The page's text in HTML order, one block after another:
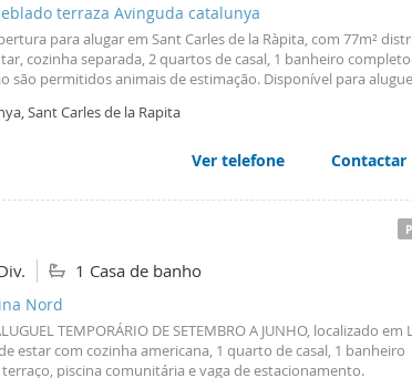
terraza Avinguda catalunya
para alugar em Sant Carles de la Ràpita, com 77m²
cozinha separada, 2 quartos de casal, 1 banheiro
são permitidos animais de estimação. Disponível para
Sant Carles de la Rapita
Ver telefone Contactar
1 Casa de banho
Nord
TEMPORÁRIO DE SETEMBRO A JUNHO, localizado em
estar com cozinha americana, 1 quarto de casal, 1 banheiro
piscina comunitária e vaga de estacionamento.